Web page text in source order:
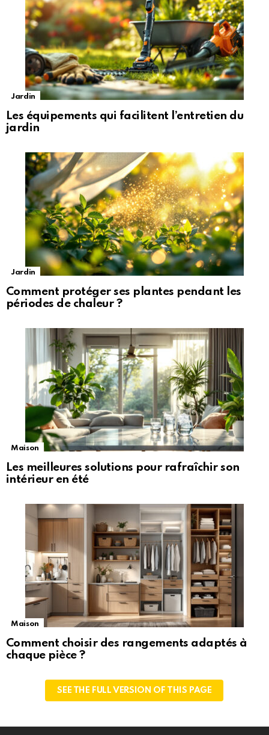
Jardin
Les équipements qui facilitent l’entretien du
jardin
Jardin
Comment protéger ses plantes pendant les
périodes de chaleur ?
Maison
Les meilleures solutions pour rafraîchir son
intérieur en été
Maison
Comment choisir des rangements adaptés à
chaque pièce ?
SEE THE FULL VERSION OF THIS PAGE